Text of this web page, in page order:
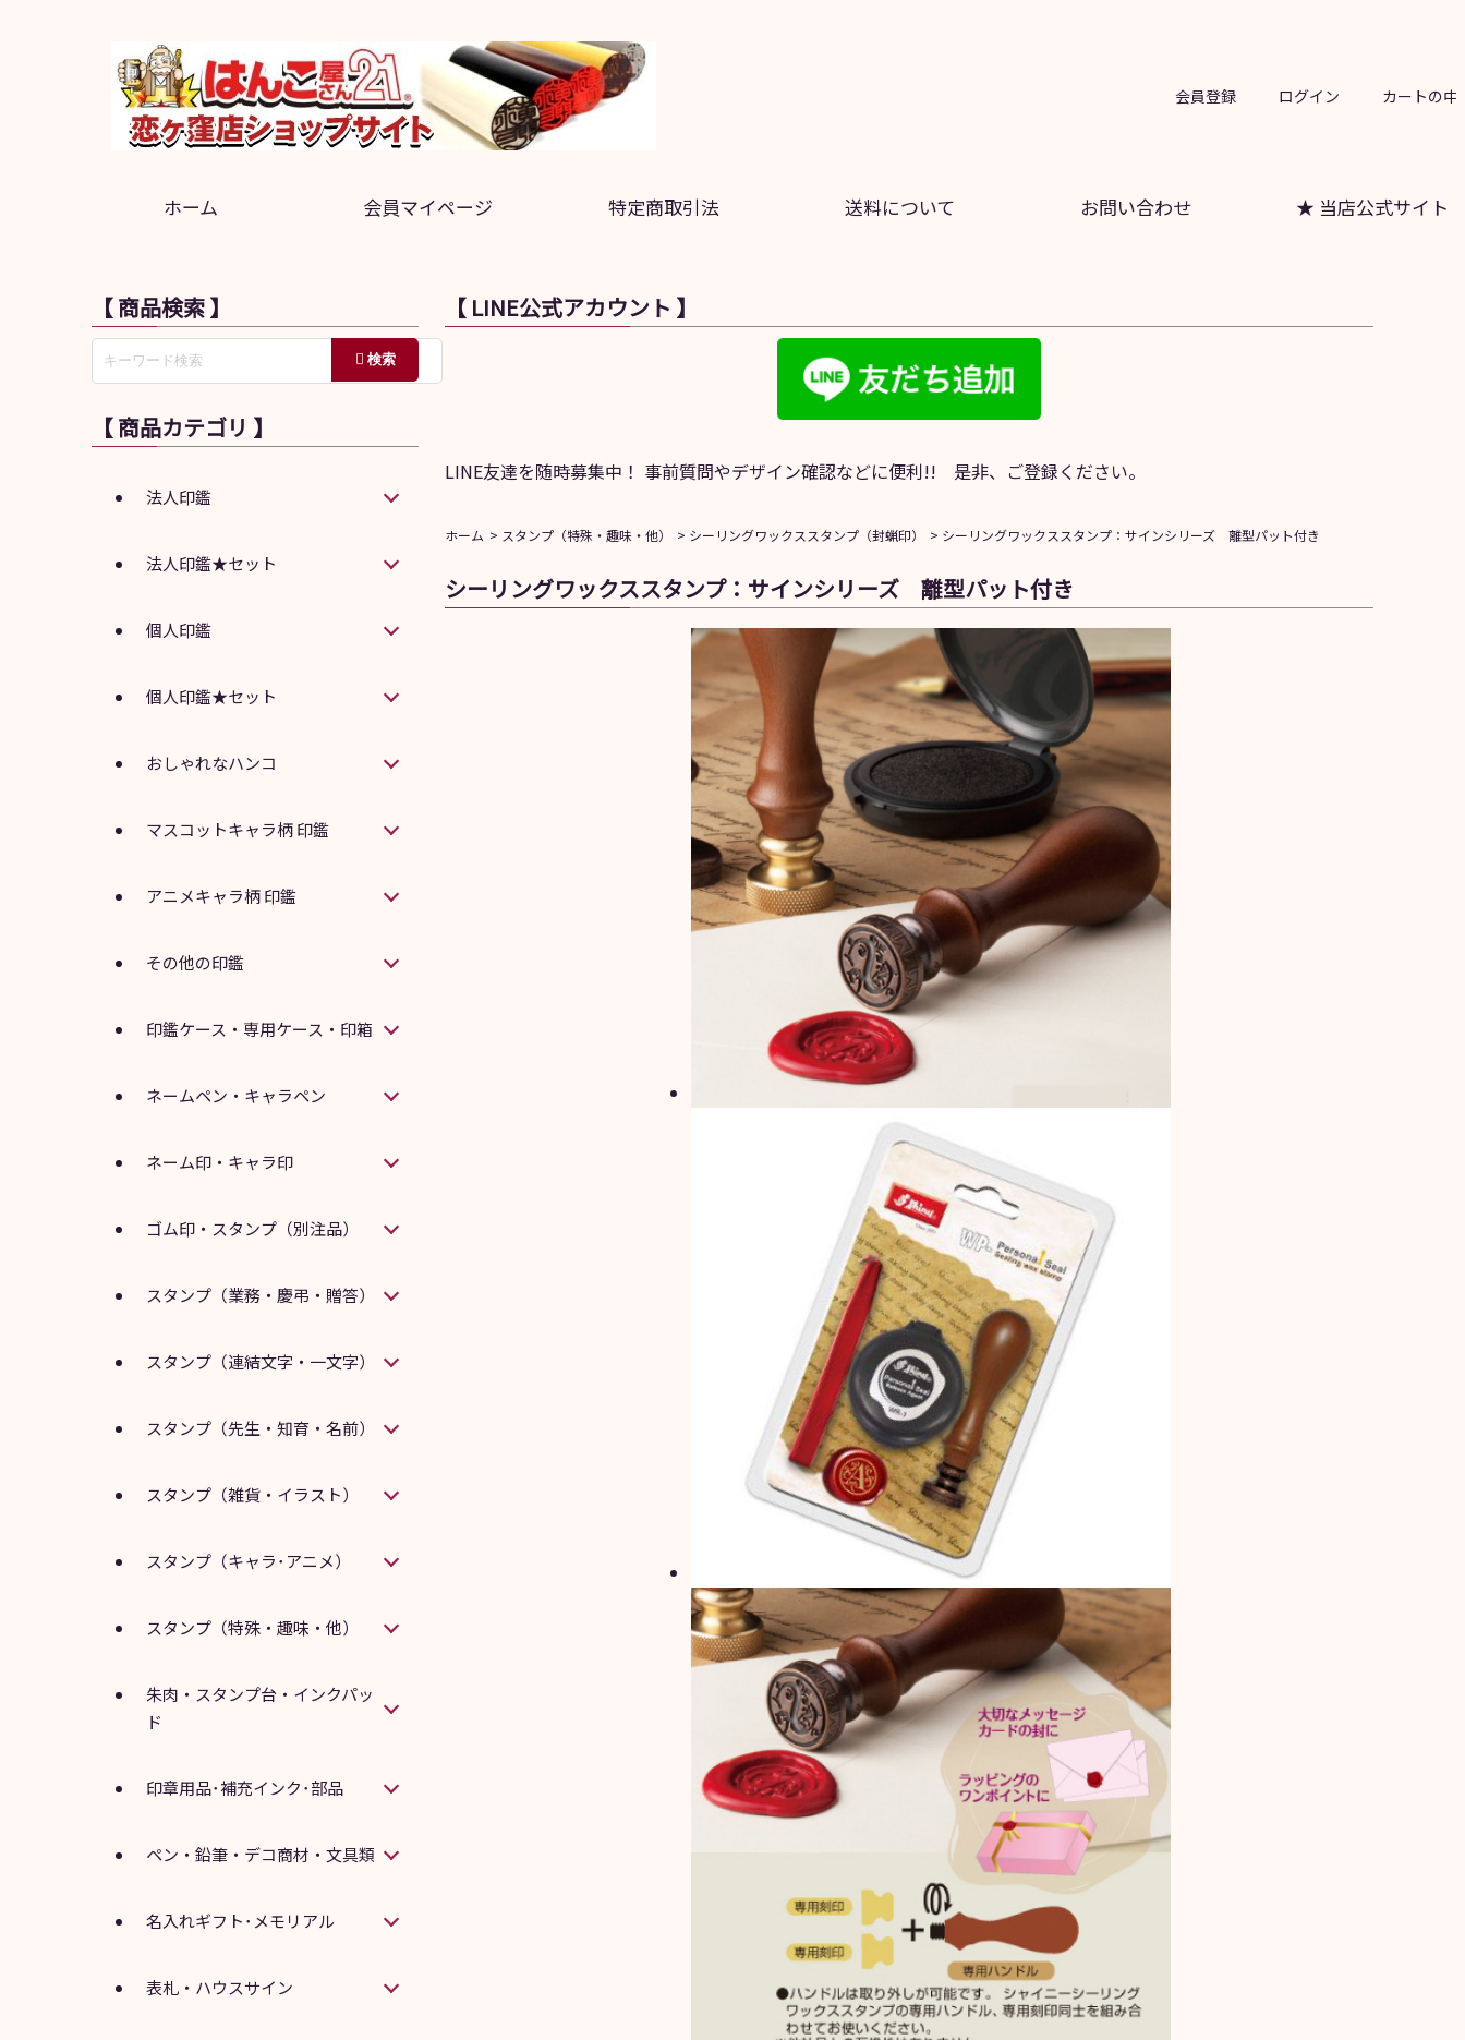
会員登録 ログイン カートの中
ホーム 会員マイページ 特定商取引法 送料について お問い合わせ ★ 当店公式サイト
【 LINE公式アカウント 】
LINE友達を随時募集中！ 事前質問やデザイン確認などに便利!! 是非、ご登録ください。
ホーム スタンプ（特殊・趣味・他） シーリングワックススタンプ（封蝋印） シーリングワックススタンプ：サインシリーズ 離型パット付き
シーリングワックススタンプ：サインシリーズ 離型パット付き
【 商品検索 】
【 商品カテゴリ 】
法人印鑑
法人印鑑★セット
個人印鑑
個人印鑑★セット
おしゃれなハンコ
マスコットキャラ柄 印鑑
アニメキャラ柄 印鑑
その他の印鑑
印鑑ケース・専用ケース・印箱
ネームペン・キャラペン
ネーム印・キャラ印
ゴム印・スタンプ（別注品）
スタンプ（業務・慶弔・贈答）
スタンプ（連結文字・一文字）
スタンプ（先生・知育・名前）
スタンプ（雑貨・イラスト）
スタンプ（キャラ･アニメ）
スタンプ（特殊・趣味・他）
朱肉・スタンプ台・インクパッ
ド
印章用品･補充インク･部品
ペン・鉛筆・デコ商材・文具類
名入れギフト･メモリアル
表札・ハウスサイン